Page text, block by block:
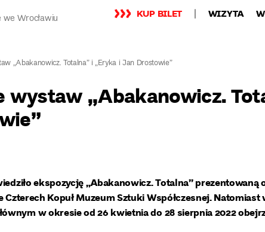
Wrocławiu KUP BILET WIZYTA
„Abakanowicz. Totalna” i „Eryka i Jan Drostowie”
wystaw „Abakanowicz.
ekspozycję „Abakanowicz. Totalna” prezentowaną
Kopuł Muzeum Sztuki Współczesnej.
w okresie od 26 kwietnia do 28 sierpnia 2022